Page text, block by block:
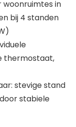
in
bij 4 standen
thermostaat,
stevige stand
stabiele